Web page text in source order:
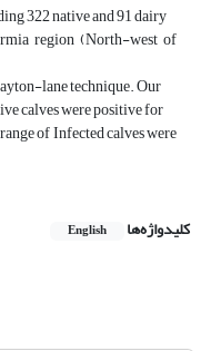
322 native and 91 dairy
region (North-west of
lane technique. Our
calves were positive for
of Infected calves were
کلیدواژه‌ها English